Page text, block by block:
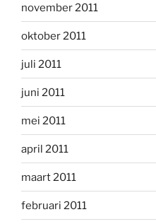
november 2011
oktober 2011
juli 2011
juni 2011
mei 2011
april 2011
maart 2011
februari 2011